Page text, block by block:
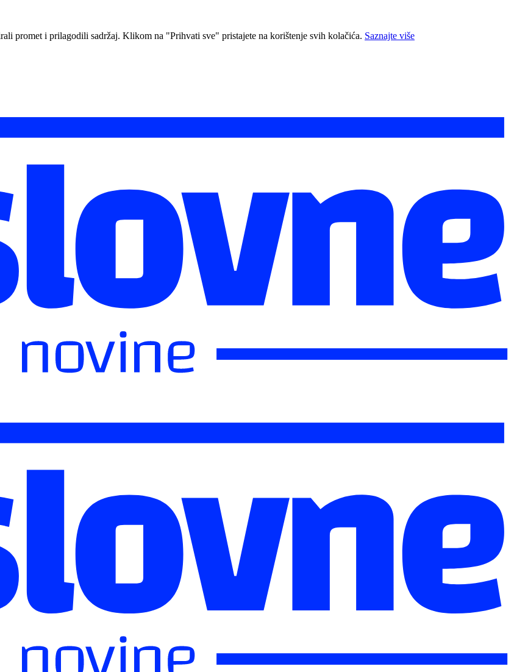
promet i prilagodili sadržaj. Klikom na "Prihvati sve" pristajete na korištenje svih kolačića. Saznajte više